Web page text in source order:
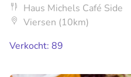
Haus Michels Café Side
Viersen (10km)
Verkocht: 89